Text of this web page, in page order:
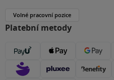
Volné pracovní pozice
Platební metody